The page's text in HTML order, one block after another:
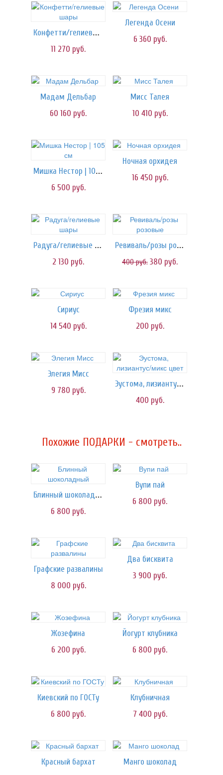
Конфетти/гелиевые шары
11 270 руб.
Легенда Осени
6 360 руб.
Мадам Дельбар
60 160 руб.
Мисс Талея
10 410 руб.
Мишка Нестор | 105 см
6 500 руб.
Ночная орхидея
16 450 руб.
Радуга/гелиевые шары
2 130 руб.
Ревиваль/розы розовые
400руб. 380 руб.
Сириус
14 540 руб.
Фрезия микс
200 руб.
Элегия Мисс
9 780 руб.
Эустома, лизиантус/микс цвет
400 руб.
Похожие ПОДАРКИ - смотреть..
Блинный шоколадный
6 800 руб.
Вупи пай
6 800 руб.
Графские развалины
8 000 руб.
Два бисквита
3 900 руб.
Жозефина
6 200 руб.
Йогурт клубника
6 800 руб.
Киевский по ГОСТу
6 800 руб.
Клубничная
7 400 руб.
Красный бархат
Манго шоколад